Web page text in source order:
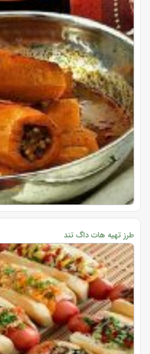
طرز تهیه هات داگ تند